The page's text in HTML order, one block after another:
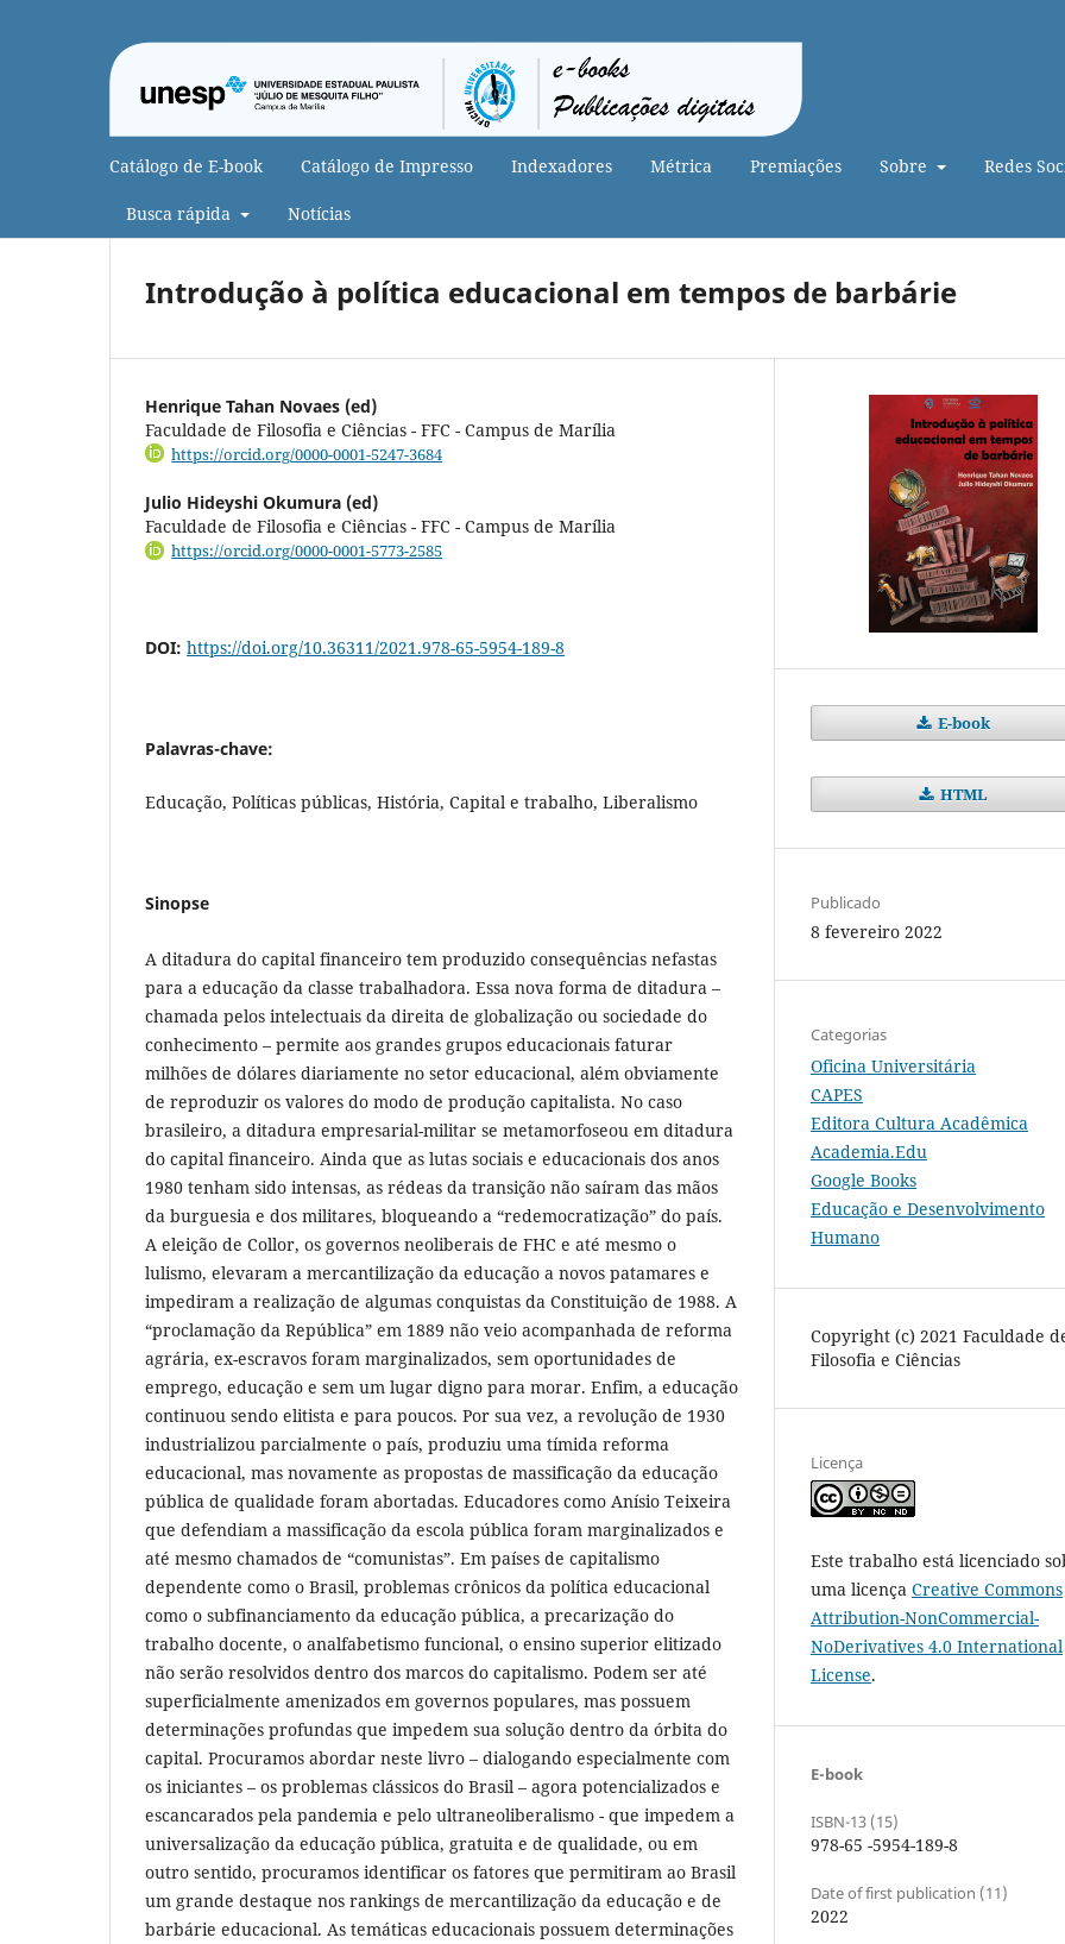
Catálogo de E-book Catálogo de Impresso Indexadores Métrica Premiações Sobre Redes
Busca rápida Notícias
Introdução à política educacional em tempos de barbárie
Henrique Tahan Novaes (ed)
Faculdade de Filosofia e Ciências - FFC - Campus de Marília
https://orcid.org/0000-0001-5247-3684
Julio Hideyshi Okumura (ed)
Faculdade de Filosofia e Ciências - FFC - Campus de Marília
https://orcid.org/0000-0001-5773-2585
DOI: https://doi.org/10.36311/2021.978-65-5954-189-8
Palavras-chave:
Educação, Políticas públicas, História, Capital e trabalho, Liberalismo
Sinopse
A ditadura do capital financeiro tem produzido consequências nefastas
para a educação da classe trabalhadora. Essa nova forma de ditadura –
chamada pelos intelectuais da direita de globalização ou sociedade do
conhecimento – permite aos grandes grupos educacionais faturar
milhões de dólares diariamente no setor educacional, além obviamente
de reproduzir os valores do modo de produção capitalista. No caso
brasileiro, a ditadura empresarial-militar se metamorfoseou em ditadura
do capital financeiro. Ainda que as lutas sociais e educacionais dos anos
1980 tenham sido intensas, as rédeas da transição não saíram das mãos
da burguesia e dos militares, bloqueando a “redemocratização” do país.
A eleição de Collor, os governos neoliberais de FHC e até mesmo o
lulismo, elevaram a mercantilização da educação a novos patamares e
impediram a realização de algumas conquistas da Constituição de 1988. A
“proclamação da República” em 1889 não veio acompanhada de reforma
agrária, ex-escravos foram marginalizados, sem oportunidades de
emprego, educação e sem um lugar digno para morar. Enfim, a educação
continuou sendo elitista e para poucos. Por sua vez, a revolução de 1930
industrializou parcialmente o país, produziu uma tímida reforma
educacional, mas novamente as propostas de massificação da educação
pública de qualidade foram abortadas. Educadores como Anísio Teixeira
que defendiam a massificação da escola pública foram marginalizados e
até mesmo chamados de “comunistas”. Em países de capitalismo
dependente como o Brasil, problemas crônicos da política educacional
como o subfinanciamento da educação pública, a precarização do
trabalho docente, o analfabetismo funcional, o ensino superior elitizado
não serão resolvidos dentro dos marcos do capitalismo. Podem ser até
superficialmente amenizados em governos populares, mas possuem
determinações profundas que impedem sua solução dentro da órbita do
capital. Procuramos abordar neste livro – dialogando especialmente com
os iniciantes – os problemas clássicos do Brasil – agora potencializados e
escancarados pela pandemia e pelo ultraneoliberalismo - que impedem a
universalização da educação pública, gratuita e de qualidade, ou em
outro sentido, procuramos identificar os fatores que permitiram ao Brasil
um grande destaque nos rankings de mercantilização da educação e de
barbárie educacional. As temáticas educacionais possuem determinações
E-book
HTML
Publicado
8 fevereiro 2022
Categorias
Oficina Universitária
CAPES
Editora Cultura Acadêmica
Academia.Edu
Google Books
Educação e Desenvolvimento
Humano
Copyright (c) 2021 Faculdade
Filosofia e Ciências
Licença
Este trabalho está licenciado
uma licença Creative Commons
Attribution-NonCommercial-
NoDerivatives 4.0 International
License.
E-book
ISBN-13 (15)
978-65 -5954-189-8
Date of first publication (11)
2022